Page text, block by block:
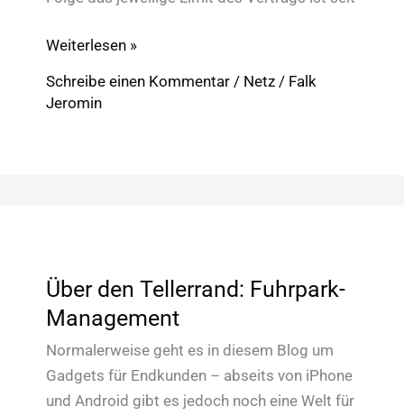
o2
Watchever
Weiterlesen »
Schreibe einen Kommentar / Netz / Falk
Jeromin
Über den Tellerrand: Fuhrpark-
Management
Normalerweise geht es in diesem Blog um
Gadgets für Endkunden – abseits von iPhone
und Android gibt es jedoch noch eine Welt für